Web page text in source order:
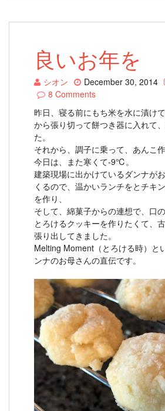
良いお年を
シオン December 30, 2014
8 Comments
昨日、寝る前にもち米を水に漬け
から張り切って餅つき器に入れて
た。
それから、調子に乗って、あんこ作
今日は、また寒くて‐9℃。
建築現場に出かけているダンナが
くるので、温かいランチをとチキ
を作り、
そして、綿菓子からの連想で、口
とろけるクッキーを作りたくて、
張り出してきました。
Melting Moment（とろける時）と
ンナのお母さんの直伝です。